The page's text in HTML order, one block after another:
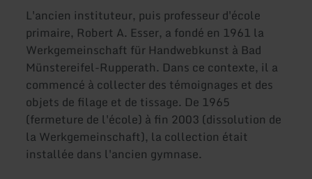
L'ancien instituteur, puis professeur d'école
primaire, Robert A. Esser, a fondé en 1961 la
Werkgemeinschaft für Handwebkunst à Bad
Münstereifel-Rupperath. Dans ce contexte, il a
commencé à collecter des témoignages et des
objets de filage et de tissage. De 1965
(fermeture de l'école) à fin 2003 (dissolution de
la Werkgemeinschaft), la collection était
installée dans l'ancien gymnase.